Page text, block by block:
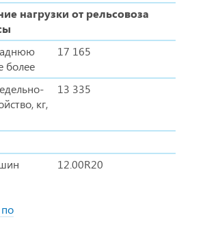
нагрузки от рельсовоза
более
17 165
кг,
13 335
12.00R20